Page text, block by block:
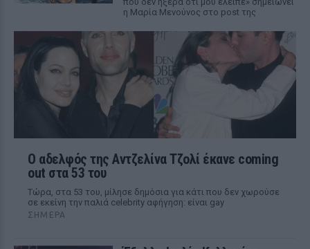
η Μαρία Μενούνος στο post της
Ο αδελφός της Αντζελίνα Τζολί έκανε coming
out στα 53 του
Τώρα, στα 53 του, μίλησε δημόσια για κάτι που δεν χωρούσε
σε εκείνη την παλιά celebrity αφήγηση: είναι gay
ΣΉΜΕΡΑ